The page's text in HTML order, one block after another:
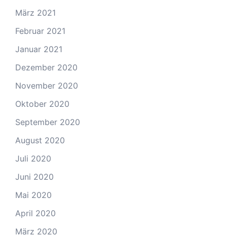
März 2021
Februar 2021
Januar 2021
Dezember 2020
November 2020
Oktober 2020
September 2020
August 2020
Juli 2020
Juni 2020
Mai 2020
April 2020
März 2020